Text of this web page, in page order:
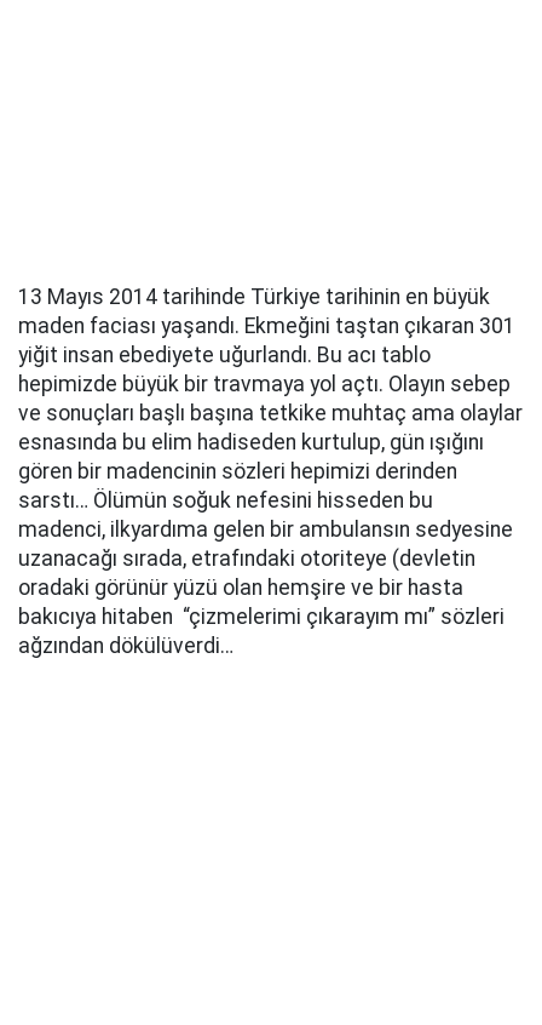
13 Mayıs 2014 tarihinde Türkiye tarihinin en büyük
maden faciası yaşandı. Ekmeğini taştan çıkaran 301
yiğit insan ebediyete uğurlandı. Bu acı tablo
hepimizde büyük bir travmaya yol açtı. Olayın sebep
ve sonuçları başlı başına tetkike muhtaç ama olaylar
esnasında bu elim hadiseden kurtulup, gün ışığını
gören bir madencinin sözleri hepimizi derinden
sarstı… Ölümün soğuk nefesini hisseden bu
madenci, ilkyardıma gelen bir ambulansın sedyesine
uzanacağı sırada, etrafındaki otoriteye (devletin
oradaki görünür yüzü olan hemşire ve bir hasta
bakıcıya hitaben “çizmelerimi çıkarayım mı” sözleri
ağzından dökülüverdi…